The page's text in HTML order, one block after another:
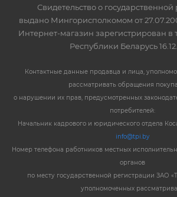
Свидетельство о
выдано Мингорисполкомом от
Интернет-магазин зарегистрирован в
Республики Беларусь
Контактные данные продавца и лица,
рассматривать обращения
о нарушении их прав, предусмотренных
потребителей:
Начальник кадрового и юридического отдела
info@tpi.by
Номер телефона работников местных
органов
по месту государственной регистрации
уполномоченных